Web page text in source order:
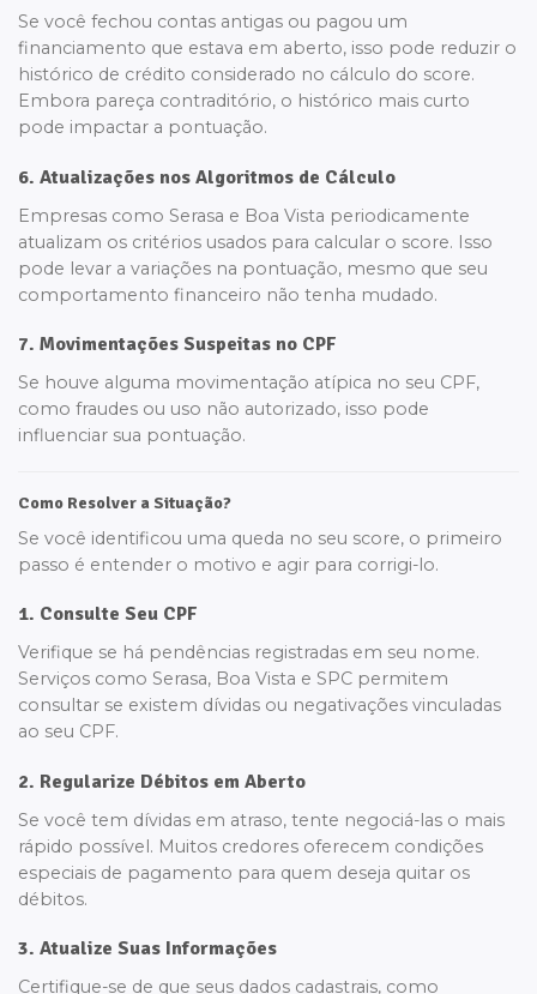
Se você fechou contas antigas ou pagou um
financiamento que estava em aberto, isso pode reduzir o
histórico de crédito considerado no cálculo do score.
Embora pareça contraditório, o histórico mais curto
pode impactar a pontuação.
6. Atualizações nos Algoritmos de Cálculo
Empresas como Serasa e Boa Vista periodicamente
atualizam os critérios usados para calcular o score. Isso
pode levar a variações na pontuação, mesmo que seu
comportamento financeiro não tenha mudado.
7. Movimentações Suspeitas no CPF
Se houve alguma movimentação atípica no seu CPF,
como fraudes ou uso não autorizado, isso pode
influenciar sua pontuação.
Como Resolver a Situação?
Se você identificou uma queda no seu score, o primeiro
passo é entender o motivo e agir para corrigi-lo.
1. Consulte Seu CPF
Verifique se há pendências registradas em seu nome.
Serviços como Serasa, Boa Vista e SPC permitem
consultar se existem dívidas ou negativações vinculadas
ao seu CPF.
2. Regularize Débitos em Aberto
Se você tem dívidas em atraso, tente negociá-las o mais
rápido possível. Muitos credores oferecem condições
especiais de pagamento para quem deseja quitar os
débitos.
3. Atualize Suas Informações
Certifique-se de que seus dados cadastrais, como